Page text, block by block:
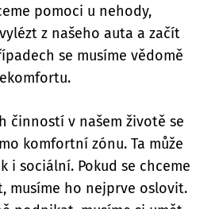
pomoci u nehody,
z našeho auta a začít
se musíme vědomě
činností v našem životě se
komfortní zónu. Ta může
i sociální. Pokud se chceme
musíme ho nejprve oslovit.